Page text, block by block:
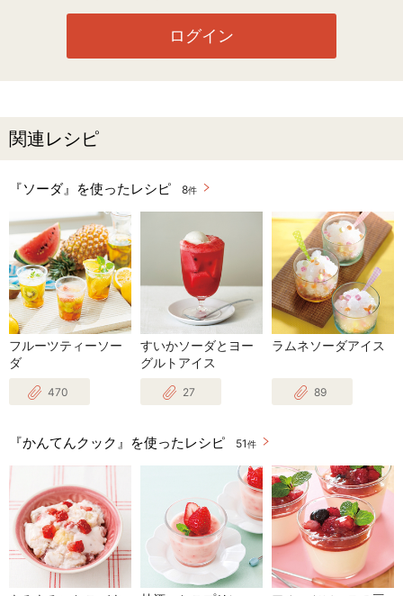
ログイン
関連レシピ
『ソーダ』を使ったレシピ 8件
フルーツティーソー
ダ
470
すいかソーダとヨー
グルトアイス
27
ラムネソーダアイス
89
『かんてんクック』を使ったレシピ 51 件